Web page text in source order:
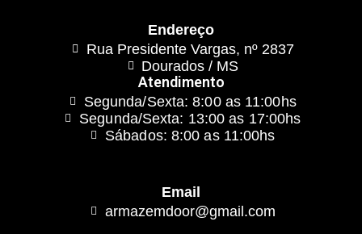
Endereço
Rua Presidente Vargas, nº 2837
Dourados / MS
Atendimento
Segunda/Sexta: 8:00 as 11:00hs
Segunda/Sexta: 13:00 as 17:00hs
Sábados: 8:00 as 11:00hs
Email
armazemdoor@gmail.com